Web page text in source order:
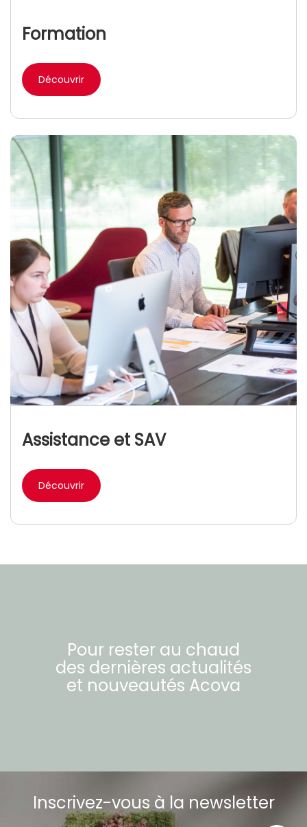
Formation
Découvrir
Assistance et SAV
Découvrir
Pour rester au chaud
des dernières actualités
et nouveautés Acova
Inscrivez-vous à la newsletter